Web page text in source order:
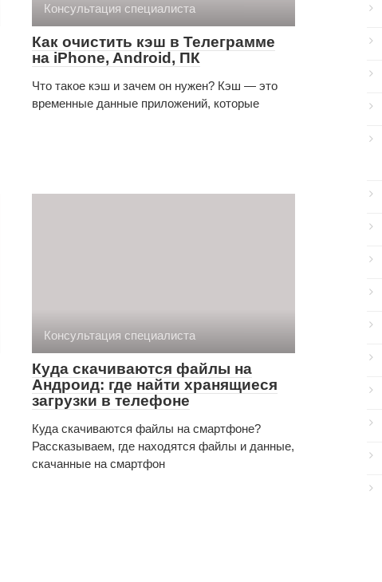
Консультация специалиста
Как очистить кэш в Телеграмме
на iPhone, Android, ПК
Что такое кэш и зачем он нужен? Кэш — это
временные данные приложений, которые
Консультация специалиста
Куда скачиваются файлы на
Андроид: где найти хранящиеся
загрузки в телефоне
Куда скачиваются файлы на смартфоне?
Рассказываем, где находятся файлы и данные,
скачанные на смартфон